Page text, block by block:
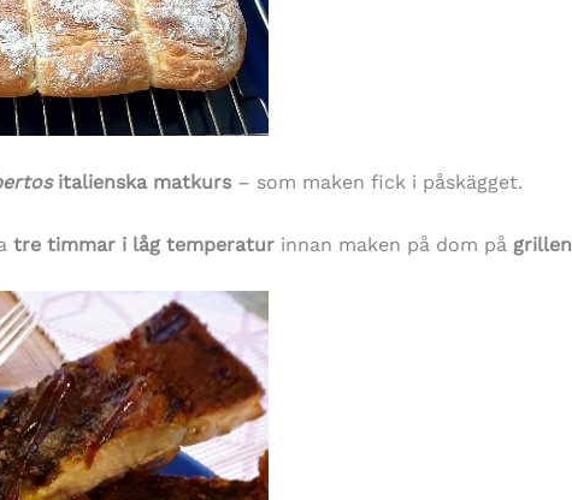
italienska matkurs – som maken fick i påskägget.
tre timmar i låg temperatur innan maken på dom på grillen